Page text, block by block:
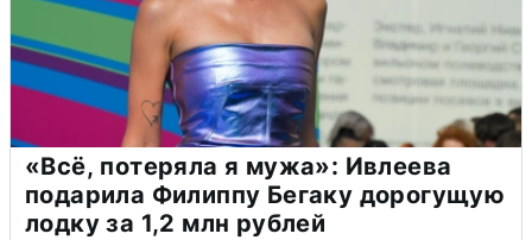
«Всё, потеряла я мужа»: Ивлеева
подарила Филиппу Бегаку дорогущую
лодку за 1,2 млн рублей